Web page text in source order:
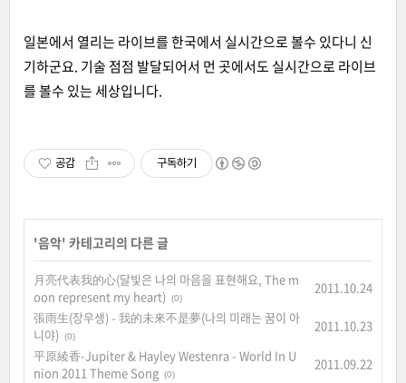
일본에서 열리는 라이브를 한국에서 실시간으로 볼수 있다니 신
기하군요. 기술 점점 발달되어서 먼 곳에서도 실시간으로 라이브
를 볼수 있는 세상입니다.
공감 구독하기
'음악' 카테고리의 다른 글
月亮代表我的心(달빛은 나의 마음을 표현해요, The m
oon represent my heart)
(0)
2011.10.24
張雨生(장우생) - 我的未來不是夢(나의 미래는 꿈이 아
니야)
(0)
2011.10.23
平原綾香-Jupiter & Hayley Westenra - World In U
nion 2011 Theme Song (0)
2011.09.22